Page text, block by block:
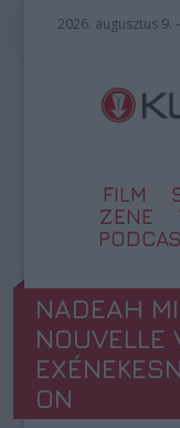
2026. augusztus 9.
FILM
ZENE
NADEAH
NOUVELLE
ON